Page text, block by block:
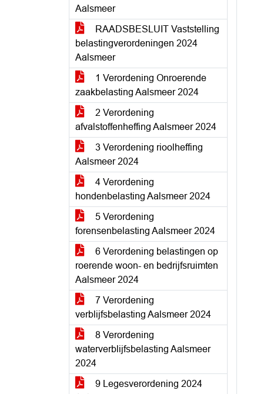
Aalsmeer
RAADSBESLUIT Vaststelling
belastingverordeningen 2024
Aalsmeer
1 Verordening Onroerende
zaakbelasting Aalsmeer 2024
2 Verordening
afvalstoffenheffing Aalsmeer 2024
3 Verordening rioolheffing
Aalsmeer 2024
4 Verordening
hondenbelasting Aalsmeer 2024
5 Verordening
forensenbelasting Aalsmeer 2024
6 Verordening belastingen op
roerende woon- en bedrijfsruimten
Aalsmeer 2024
7 Verordening
verblijfsbelasting Aalsmeer 2024
8 Verordening
waterverblijfsbelasting Aalsmeer
2024
9 Legesverordening 2024